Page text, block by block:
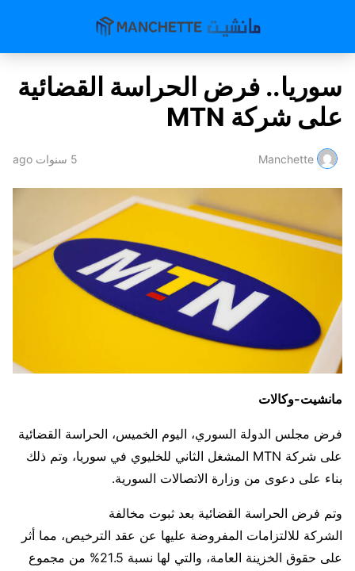
سوريا.. فرض الحراسة القضائية
على شركة MTN
Manchette 5 سنوات ago
مانشيت-وكالات
فرض مجلس الدولة السوري، اليوم الخميس، الحراسة القضائية
على شركة MTN المشغل الثاني للخليوي في سوريا، وتم ذلك
بناء على دعوى من وزارة الاتصالات السورية.
وتم فرض الحراسة القضائية بعد ثبوت مخالفة
الشركة للالتزامات المفروضة عليها عن عقد الترخيص، مما أثر
على حقوق الخزينة العامة، والتي لها نسبة 21.5% من مجموع